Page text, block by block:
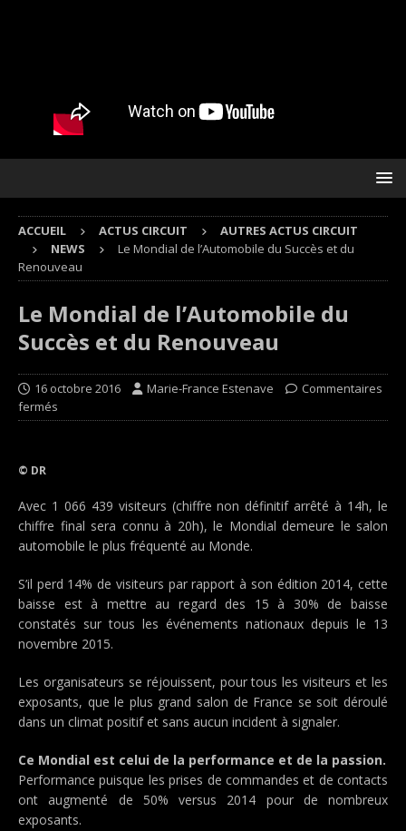
ACCUEIL ACTUS CIRCUIT
AUTRES ACTUS CIRCUIT
NEWS
Le Mondial de l’Automobile du Succès et du
Renouveau
Le Mondial de l’Automobile du
Succès et du Renouveau
16 octobre 2016 Marie-France Estenave
Commentaires
fermés
© DR
Avec 1 066 439 visiteurs (chiffre non définitif arrêté à 14h, le
chiffre final sera connu à 20h), le Mondial demeure le salon
automobile le plus fréquenté au Monde.
S’il perd 14% de visiteurs par rapport à son édition 2014, cette
baisse est à mettre au regard des 15 à 30% de baisse
constatés sur tous les événements nationaux depuis le 13
novembre 2015.
Les organisateurs se réjouissent, pour tous les visiteurs et les
exposants, que le plus grand salon de France se soit déroulé
dans un climat positif et sans aucun incident à signaler.
Ce Mondial est celui de la performance et de la passion.
Performance puisque les prises de commandes et de contacts
ont augmenté de 50% versus 2014 pour de nombreux
exposants.